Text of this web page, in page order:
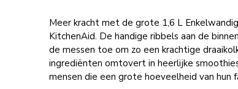
Meer kracht met de grote 1,6 L
KitchenAid. De handige ribbels aan de
de messen toe om zo een krachtige
ingrediënten omtovert in heerlijke
mensen die een grote hoeveelheid van hun